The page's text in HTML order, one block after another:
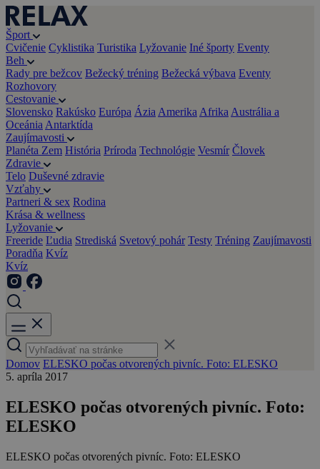
Šport
Cvičenie Cyklistika Turistika Lyžovanie Iné športy Eventy
Beh
Rady pre bežcov Bežecký tréning Bežecká výbava Eventy
Rozhovory
Cestovanie
Slovensko Rakúsko Európa Ázia Amerika Afrika Austrália a
Oceánia Antarktída
Zaujímavosti
Planéta Zem História Príroda Technológie Vesmír Človek
Zdravie
Telo Duševné zdravie
Vzťahy
Partneri & sex Rodina
Krása & wellness
Lyžovanie
Freeride Ľudia Strediská Svetový pohár Testy Tréning Zaujímavosti
Poradňa Kvíz
Kvíz
Domov ELESKO počas otvorených pivníc. Foto: ELESKO
5. apríla 2017
ELESKO počas otvorených pivníc. Foto:
ELESKO
ELESKO počas otvorených pivníc. Foto: ELESKO